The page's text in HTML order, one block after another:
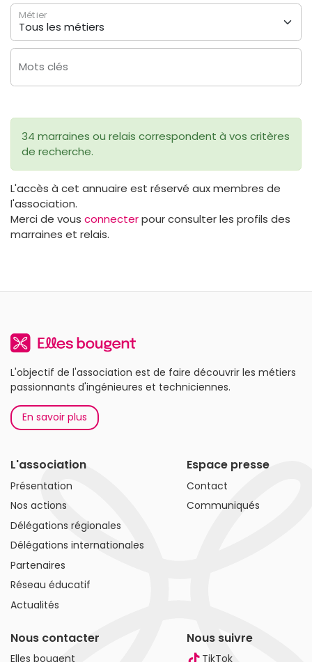
Métier
Mots clés
34 marraines ou relais correspondent à vos critères
de recherche.
L'accès à cet annuaire est réservé aux membres de
l'association.
Merci de vous connecterpour consulter les profils des
marraines et relais.
L'objectif de l'association est de faire découvrir les métiers
passionnants d'ingénieures et techniciennes.
En savoir plus
L'association
Présentation
Nos actions
Délégations régionales
Délégations internationales
Partenaires
Réseau éducatif
Actualités
Espace presse
Contact
Communiqués
Nous contacter
Elles bougent
Nous suivre
TikTok